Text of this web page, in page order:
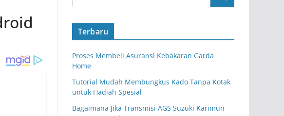
Terbaru
Proses Membeli Asuransi Kebakaran Garda
Home
Tutorial Mudah Membungkus Kado Tanpa Kotak
untuk Hadiah Spesial
Bagaimana Jika Transmisi AGS Suzuki Karimun